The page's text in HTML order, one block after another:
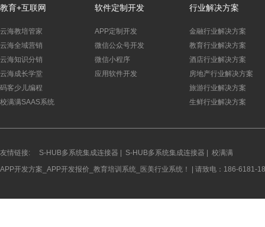
教育+互联网
云海教培管家
云海全域营销
云海知识分销
云海成长学堂
码客少儿编程
校满满SAAS系统
软件定制开发
APP定制开发
微信公众号开发
微信小程序
应用软件开发
行业解决方案
金融行业解决方案
教育行业解决方案
酒店行业解决方案
房地产行业解决方案
旅游行业解决方案
生鲜行业解决方案
友情链接: S-HUB多系统集成连接器 S-HUB多系统集成连接器
校满满
APP开发方案_APP开发报价_教育培训系统_医美行业系统！ | 请致电：186-